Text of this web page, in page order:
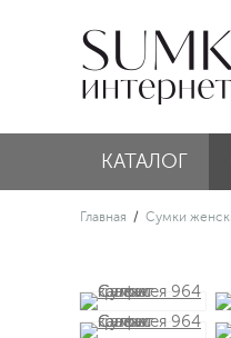
КАТАЛОГ
Главная / Сумки